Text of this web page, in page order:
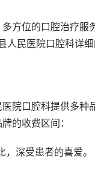
方位的口腔治疗服务
人民医院口腔科详
院口腔科提供多种
的收费区间：
深受患者的喜爱。